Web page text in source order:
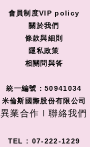
會員制度VIP policy
關於我們
條款與細則
隱私政策
相關問與答
統一編號：50941034
米倫斯國際股份有限公司
異業合作 I 聯絡我們
TEL : 07-222-1229